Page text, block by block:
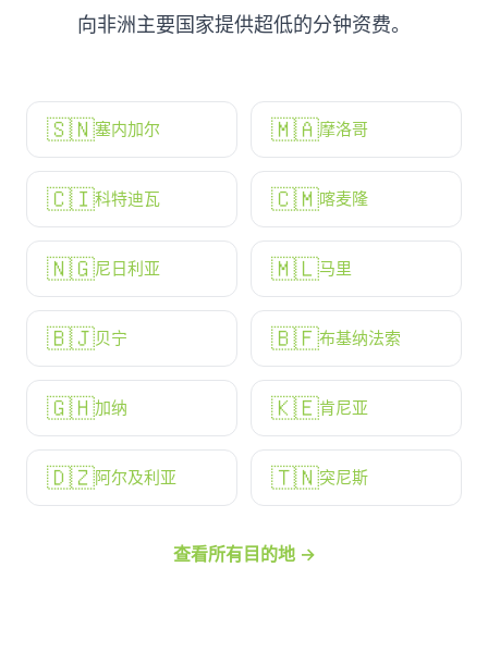
向非洲主要国家提供超低的分钟资费。
🇸🇳塞内加尔 🇲🇦摩洛哥
🇨🇮科特迪瓦 🇨🇲喀麦隆
🇳🇬尼日利亚 🇲🇱马里
🇧🇯贝宁 🇧🇫布基纳法索
🇬🇭加纳 🇰🇪肯尼亚
🇩🇿阿尔及利亚 🇹🇳突尼斯
查看所有目的地 →